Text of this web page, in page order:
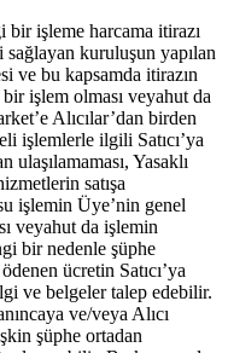
işleme harcama itirazı
kuruluşun yapılan
ve bu kapsamda itirazın
işlem olması veyahut da
Alıcılar’dan birden
işlemlerle ilgili Satıcı’ya
Yasaklı
satışa
işlemin Üye’nin genel
veyahut da işlemin
bir nedenle şüphe
ücretin Satıcı’ya
ve belgeler talep edebilir.
ve/veya Alıcı
şüphe ortadan